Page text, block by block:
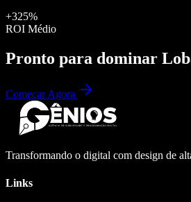
+325%
ROI Médio
Pronto para dominar
Começar Agora
Transformando o digital com design de
Links